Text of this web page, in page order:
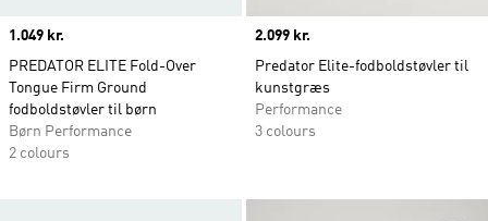
Price
1.049 kr.
PREDATOR ELITE Fold-Over
Tongue Firm Ground
fodboldstøvler til børn
Børn Performance
2 colours
Price
2.099 kr.
Predator Elite-fodboldstøvler til
kunstgræs
Performance
3 colours